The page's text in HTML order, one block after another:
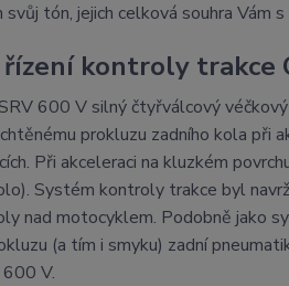
svůj tón, jejich celková souhra Vám
kontroly trakce
600 V silný čtyřválcový
prokluzu zadního kola při
Při akceleraci na kluzkém
Systém kontroly trakce byl
nad motocyklem. Podobně jako
(a tím i smyku) zadní
600 V.